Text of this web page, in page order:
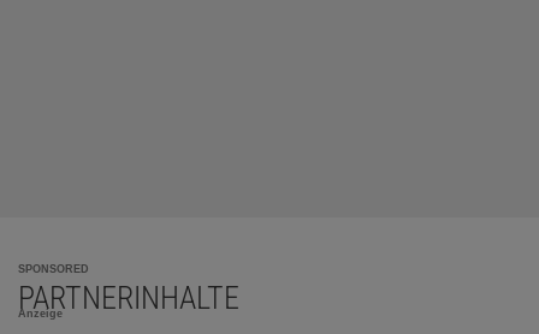
SPONSORED
PARTNERINHALTE
Anzeige